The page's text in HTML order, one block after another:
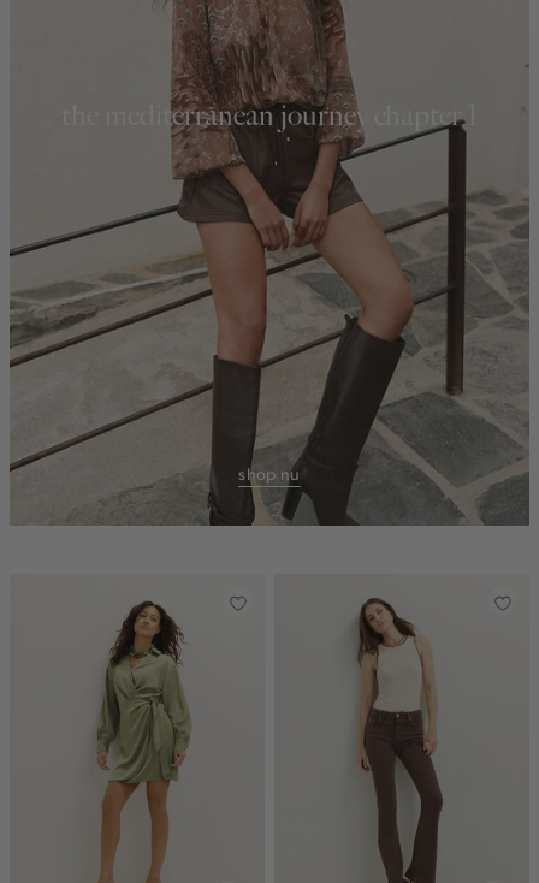
the mediterranean journey chapter 1
shop nu